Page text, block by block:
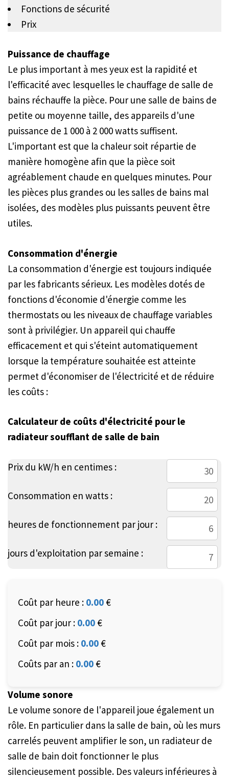
Fonctions de sécurité
Prix
Puissance de chauffage
Le plus important à mes yeux est la rapidité et
l'efficacité avec lesquelles le chauffage de salle de
bains réchauffe la pièce. Pour une salle de bains de
petite ou moyenne taille, des appareils d'une
puissance de 1 000 à 2 000 watts suffisent.
L'important est que la chaleur soit répartie de
manière homogène afin que la pièce soit
agréablement chaude en quelques minutes. Pour
les pièces plus grandes ou les salles de bains mal
isolées, des modèles plus puissants peuvent être
utiles.
Consommation d'énergie
La consommation d'énergie est toujours indiquée
par les fabricants sérieux. Les modèles dotés de
fonctions d'économie d'énergie comme les
thermostats ou les niveaux de chauffage variables
sont à privilégier. Un appareil qui chauffe
efficacement et qui s'éteint automatiquement
lorsque la température souhaitée est atteinte
permet d'économiser de l'électricité et de réduire
les coûts :
Calculateur de coûts d'électricité pour le
radiateur soufflant de salle de bain
Prix du kW/h en centimes :
Consommation en watts :
heures de fonctionnement par jour :
jours d'exploitation par semaine :
Coût par heure : 0.00€
Coût par jour : 0.00€
Coût par mois : 0.00€
Coûts par an : 0.00€
Volume sonore
Le volume sonore de l'appareil joue également un
rôle. En particulier dans la salle de bain, où les murs
carrelés peuvent amplifier le son, un radiateur de
salle de bain doit fonctionner le plus
silencieusement possible. Des valeurs inférieures à